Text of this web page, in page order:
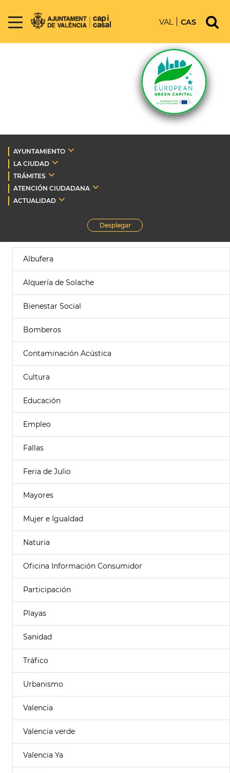
VAL CAS
AYUNTAMIENTO
LA CIUDAD
TRÁMITES
ATENCIÓN CIUDADANA
ACTUALIDAD
Desplegar
Albufera
Alquería de Solache
Bienestar Social
Bomberos
Contaminación Acústica
Cultura
Educación
Empleo
Fallas
Feria de Julio
Mayores
Mujer e Igualdad
Naturia
Oficina Información Consumidor
Participación
Playas
Sanidad
Tráfico
Urbanismo
Valencia
Valencia verde
Valencia Ya